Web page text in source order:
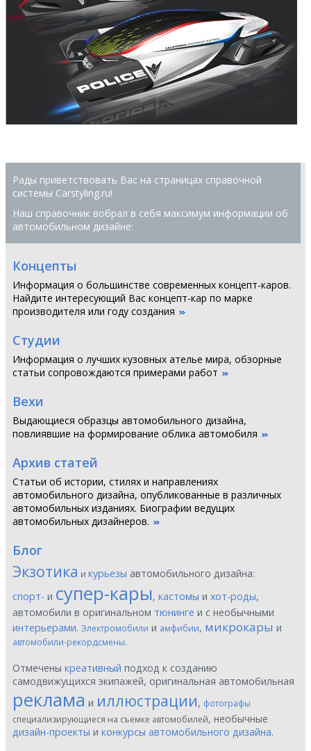
Рады приветствовать Вас на страницах справочной
системы Сarstyling.ru!
Наш справочник вобрал в себя максимум информации об
автомобильном дизайне:
Концепты
Информация о большинстве современных концепт-каров.
Найдите интересующий Вас концепт-кар по марке
производителя или году создания
Студии
Информация о лучших кузовных ателье мира, обзорные
статьи сопровождаются примерами работ
Вехи
Выдающиеся образцы автомобильного дизайна,
повлиявшие на формирование облика автомобиля
Архив статей
Статьи об истории, стилях и направлениях
автомобильного дизайна, опубликованные в различных
автомобильных изданиях. Биографии ведущих
автомобильных дизайнеров.
Блог
Экзотика и курьезы автомобильного дизайна:
спорт- и супер-кары, кастомы и хот-роды,
автомобили в оригинальном тюнинге и с необычными
интерьерами. Электромобили и амфибии, микрокары и
автомобили-рекордсмены.
Отмечены креативный подход к созданию
самодвижущихся экипажей, оригинальная автомобильная
реклама и иллюстрации, фотографы
специализирующиеся на съемке автомобилей, необычные
дизайн-проекты и конкурсы автомобильного дизайна.